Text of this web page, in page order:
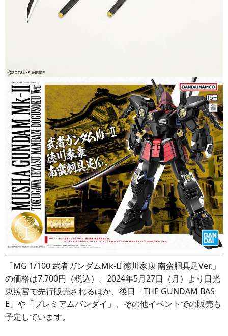
「MG 1/100 武者ガンダムMk-II 徳川家康 南蛮胴具足Ver.」
の価格は7,700円（税込）。2024年5月27日（月）より日光
東照宮で先行販売されるほか、後日「THE GUNDAM BAS
E」や「プレミアムバンダイ」、その他イベントでの販売も
予定しています。